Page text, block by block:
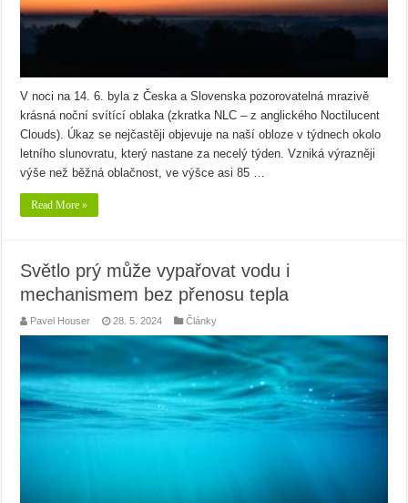
V noci na 14. 6. byla z Česka a Slovenska pozorovatelná mrazivě
krásná noční svítící oblaka (zkratka NLC – z anglického Noctilucent
Clouds). Úkaz se nejčastěji objevuje na naší obloze v týdnech okolo
letního slunovratu, který nastane za necelý týden. Vzniká výrazněji
výše než běžná oblačnost, ve výšce asi 85 …
Read More »
Světlo prý může vypařovat vodu i
mechanismem bez přenosu tepla
Pavel Houser 28. 5. 2024 Články